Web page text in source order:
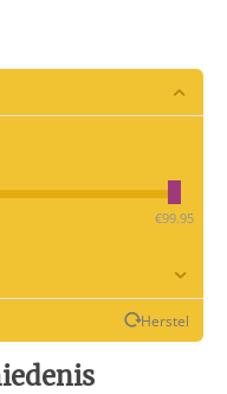
‎€99.95
Herstel